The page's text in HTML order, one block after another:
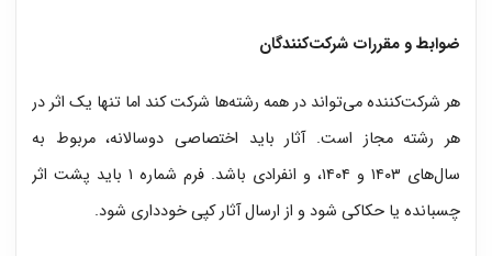
ضوابط و مقررات شرکت‌کنندگان
هر شرکت‌کننده می‌تواند در همه رشته‌ها شرکت کند اما تنها یک اثر در
هر رشته مجاز است. آثار باید اختصاصی دوسالانه، مربوط به
سال‌های ۱۴۰۳ و ۱۴۰۴، و انفرادی باشد. فرم شماره ۱ باید پشت اثر
چسبانده یا حکاکی شود و از ارسال آثار کپی خودداری شود.